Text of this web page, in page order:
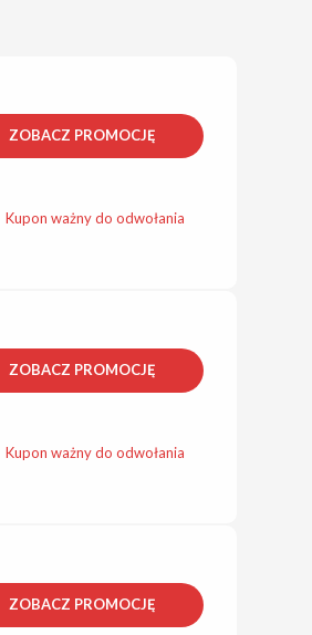
ZOBACZ PROMOCJĘ
Kupon ważny do odwołania
ZOBACZ PROMOCJĘ
Kupon ważny do odwołania
ZOBACZ PROMOCJĘ